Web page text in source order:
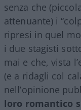
senza che
attenuante) i
ripresi in quel
i due stagisti
mai e che, vista
(e a ridagli col
nell’opinione
loro romantico